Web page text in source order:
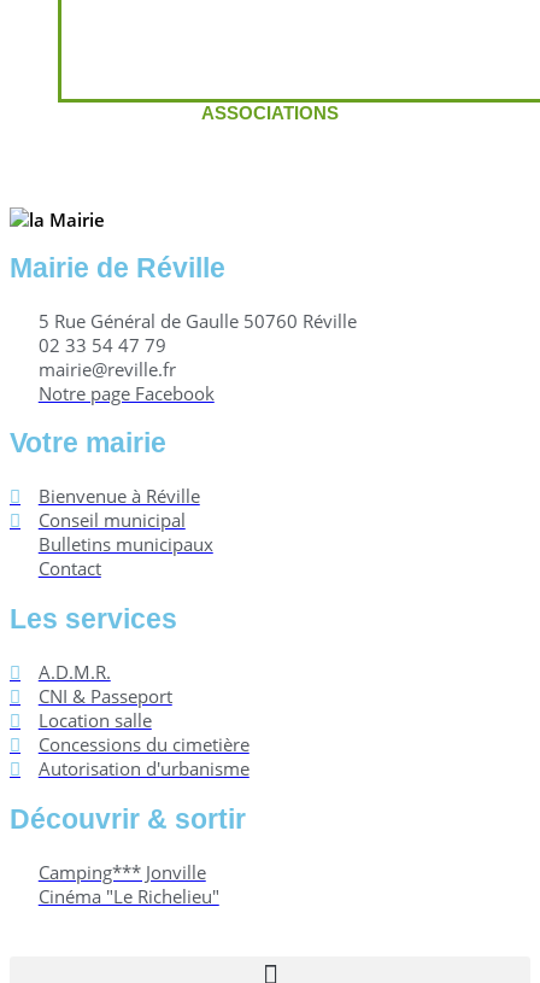
ASSOCIATIONS
Mairie de Réville
5 Rue Général de Gaulle 50760 Réville
02 33 54 47 79
mairie@reville.fr
Notre page Facebook
Votre mairie
Bienvenue à Réville
Conseil municipal
Bulletins municipaux
Contact
Les services
A.D.M.R.
CNI & Passeport
Location salle
Concessions du cimetière
Autorisation d'urbanisme
Découvrir & sortir
Camping*** Jonville
Cinéma "Le Richelieu"